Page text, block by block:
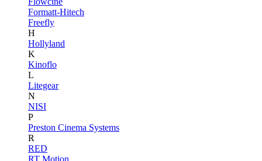
Formatt-Hitech
Freefly
H
Hollyland
K
Kinoflo
L
Litegear
N
NISI
P
Preston Cinema Systems
R
RED
RT Motion